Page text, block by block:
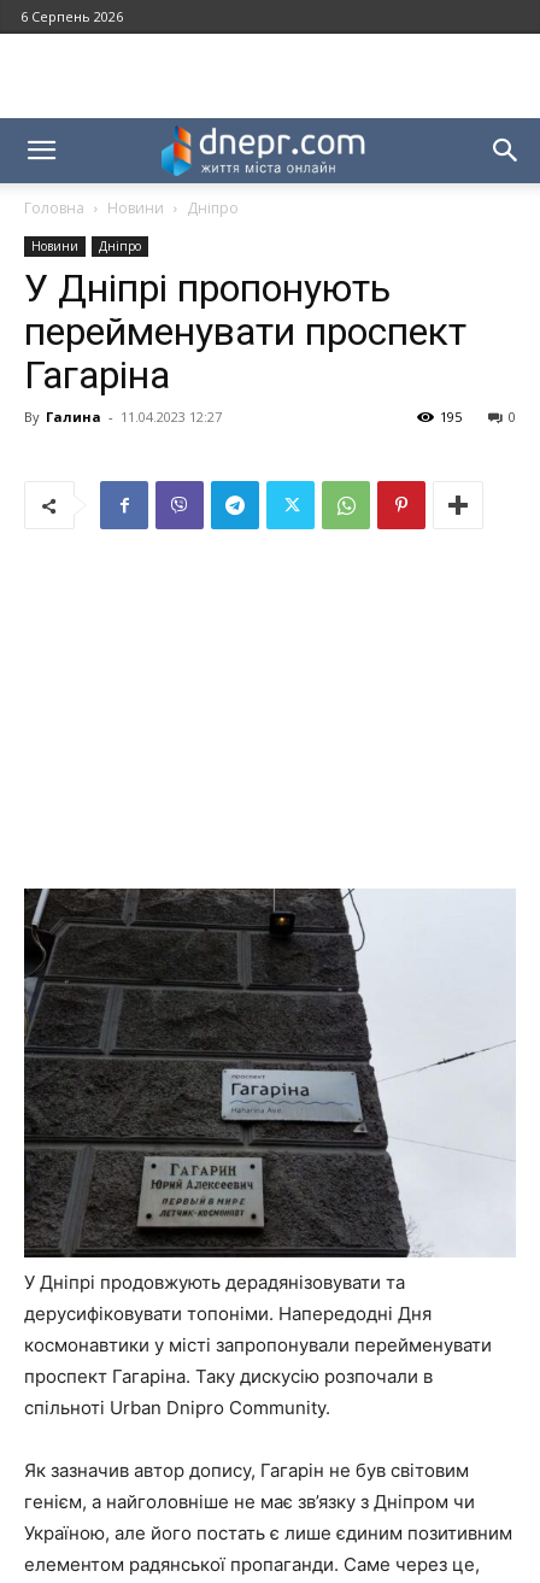
6 Серпень 2026
Головна Новини Дніпро
Новини Дніпро
У Дніпрі пропонують
перейменувати проспект
Гагаріна
By Галина - 11.04.2023 12:27 0
195
У Дніпрі продовжують дерадянізовувати та
дерусифіковувати топоніми. Напередодні Дня
космонавтики у місті запропонували перейменувати
проспект Гагаріна. Таку дискусію розпочали в
спільноті Urban Dnipro Community.
Як зазначив автор допису, Гагарін не був світовим
генієм, а найголовніше не має зв’язку з Дніпром чи
Україною, але його постать є лише єдиним позитивним
елементом радянської пропаганди. Саме через це,